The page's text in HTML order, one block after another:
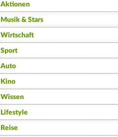
Aktionen
Musik & Stars
Wirtschaft
Sport
Auto
Kino
Wissen
Lifestyle
Reise